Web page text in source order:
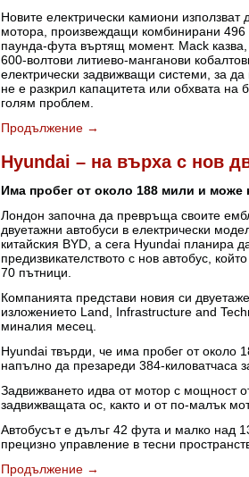
Новите електрически камиони използват
мотора, произвеждащи комбинирани 496
паунда-фута въртящ момент. Mack казва,
600-волтови литиево-манганови
електрически задвижващи системи, за
не е разкрил капацитета или обхвата
голям проблем.
Продължение →
Hyundai – на върха с нов
Има пробег от около 188 мили и може
Лондон започна да превръща своите
двуетажни автобуси в електрически
китайския BYD, а сега Hyundai планира
предизвикателството с нов автобус,
70 пътници.
Компанията представи новия си
изложението Land, Infrastructure and
миналия месец.
Hyundai твърди, че има пробег от около
напълно да презареди 384-киловатчаса
Задвижването идва от мотор с мощност
задвижващата ос, както и от по-малък
Автобусът е дълъг 42 фута и малко над
прецизно управление в тесни
Продължение →